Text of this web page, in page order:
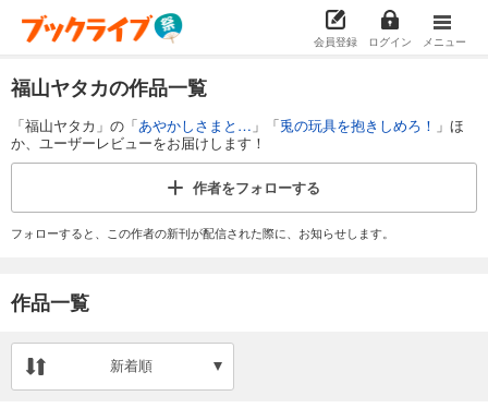
会員登録 ログイン メニュー
福山ヤタカの作品一覧
「福山ヤタカ」の「あやかしさまと… 」「兎の玩具を抱きしめろ！ 」ほ
か、ユーザーレビューをお届けします！
作者をフォローする
フォローすると、この作者の新刊が配信された際に、お知らせします。
作品一覧
新着順